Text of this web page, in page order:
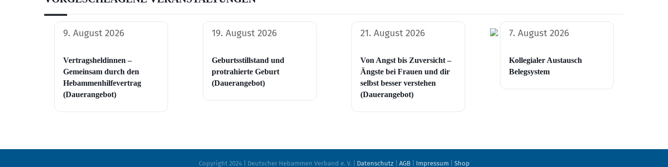
9. August 2026
Vertragsheldinnen –
Gemeinsam durch den
Hebammenhilfevertrag
(Dauerangebot)
19. August 2026
Geburtsstillstand und
protrahierte Geburt
(Dauerangebot)
21. August 2026
Von Angst bis Zuversicht –
Ängste bei Frauen und dir
selbst besser verstehen
(Dauerangebot)
7. August 2026
Kollegialer Austausch
Belegsystem
Copyright 2024 | Deutscher Hebammen Verband e. V. | Datenschutz| AGB| Impressum Shop